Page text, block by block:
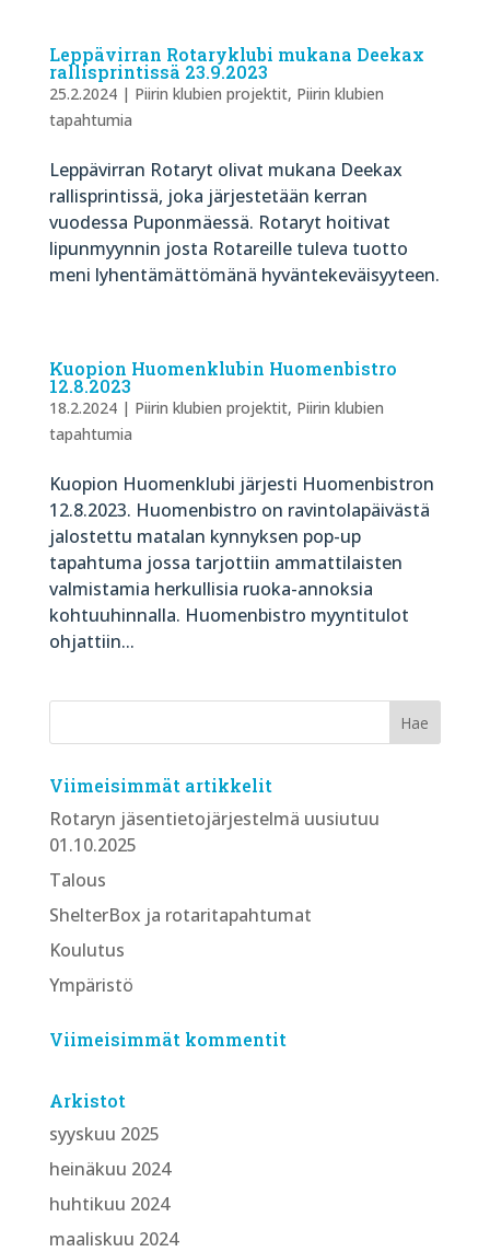
Leppävirran Rotaryklubi mukana Deekax
rallisprintissä 23.9.2023
25.2.2024| Piirin klubien projektit, Piirin klubien
tapahtumia
Leppävirran Rotaryt olivat mukana Deekax
rallisprintissä, joka järjestetään kerran
vuodessa Puponmäessä. Rotaryt hoitivat
lipunmyynnin josta Rotareille tuleva tuotto
meni lyhentämättömänä hyväntekeväisyyteen.
Kuopion Huomenklubin Huomenbistro
12.8.2023
18.2.2024| Piirin klubien projektit, Piirin klubien
tapahtumia
Kuopion Huomenklubi järjesti Huomenbistron
12.8.2023. Huomenbistro on ravintolapäivästä
jalostettu matalan kynnyksen pop-up
tapahtuma jossa tarjottiin ammattilaisten
valmistamia herkullisia ruoka-annoksia
kohtuuhinnalla. Huomenbistro myyntitulot
ohjattiin...
Viimeisimmät artikkelit
Rotaryn jäsentietojärjestelmä uusiutuu
01.10.2025
Talous
ShelterBox ja rotaritapahtumat
Koulutus
Ympäristö
Viimeisimmät kommentit
Arkistot
syyskuu 2025
heinäkuu 2024
huhtikuu 2024
maaliskuu 2024